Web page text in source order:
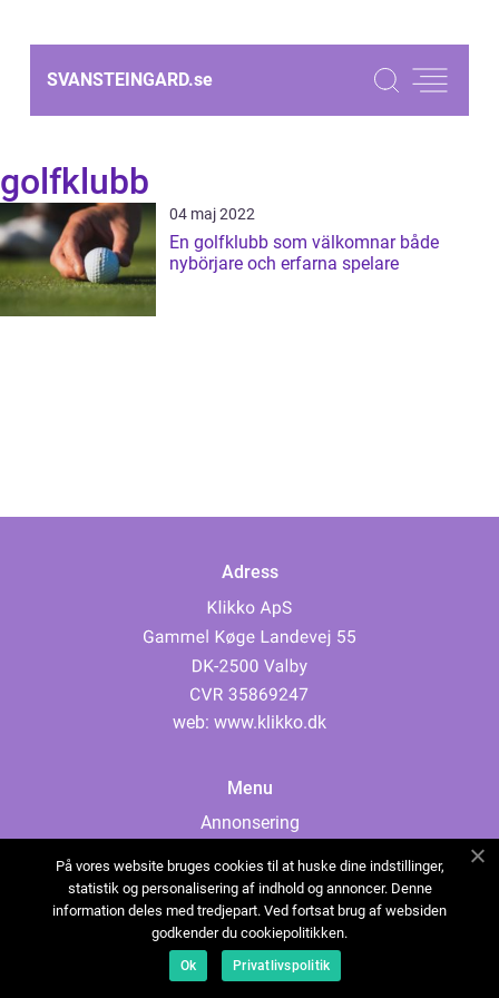
SVANSTEINGARD.se
golfklubb
04 maj 2022
En golfklubb som välkomnar både
nybörjare och erfarna spelare
Adress
web: www.klikko.dk
Menu
Annonsering
Cookies
Kontakta oss
Sitemap
På vores website bruges cookies til at huske dine indstillinger,
statistik og personalisering af indhold og annoncer. Denne
information deles med tredjepart. Ved fortsat brug af websiden
godkender du cookiepolitikken.
Ok Privatlivspolitik